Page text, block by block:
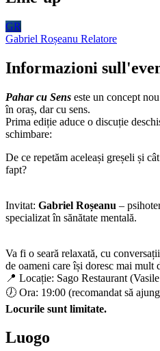
GR
Gabriel Roșeanu Relatore
Informazioni
Pahar cu Sens este un concept
în oraș, dar cu sens.
Prima ediție aduce o discuție
schimbare:
De ce repetăm aceleași greșeli și
fapt?
Invitat: Gabriel Roșeanu –
specializat în sănătate mentală.
Va fi o seară relaxată, cu
de oameni care își doresc mai mult
📍 Locație: Sago Restaurant
🕖 Ora: 19:00 (recomandat să
Locurile sunt limitate.
Luogo